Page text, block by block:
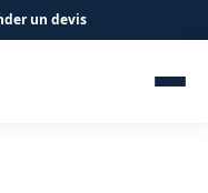
un devis